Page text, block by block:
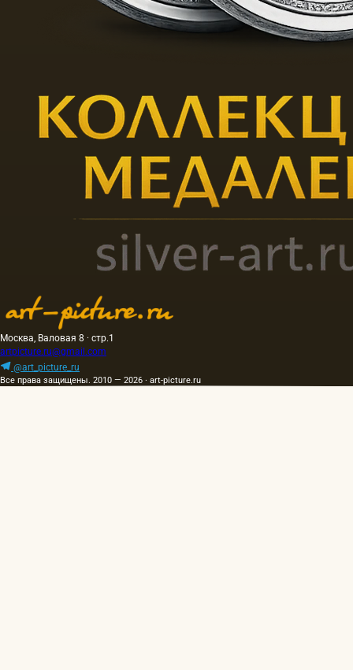
Москва, Валовая 8 · стр.1
artpicture.ru@gmail.com
@art_picture_ru
Все права защищены. 2010 — 2026 · art-picture.ru